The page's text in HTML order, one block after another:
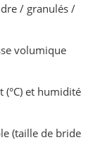
/ granulés /
volumique
et humidité
(taille de bride